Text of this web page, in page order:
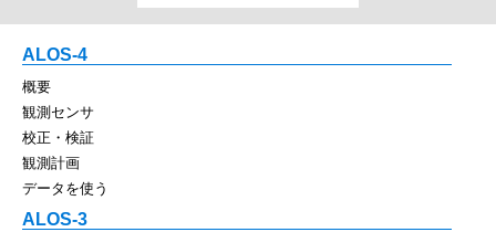
ALOS-4
概要
観測センサ
校正・検証
観測計画
データを使う
ALOS-3